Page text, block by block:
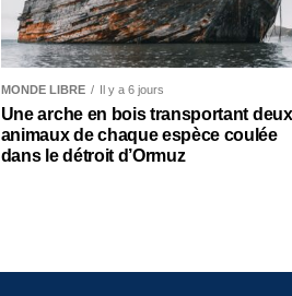
MONDE LIBRE Il y a 6 jours
Une arche en bois transportant deux
animaux de chaque espèce coulée
dans le détroit d’Ormuz